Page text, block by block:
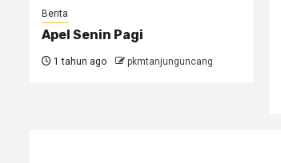
Berita
Apel Senin Pagi
1 tahun ago pkmtanjunguncang